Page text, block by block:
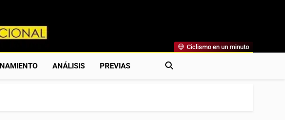
Análisis, Crónicas, Previas Y Más. La Web Ciclista De Referencia.
Ciclismo en un minuto
ANÁLISIS PREVIAS